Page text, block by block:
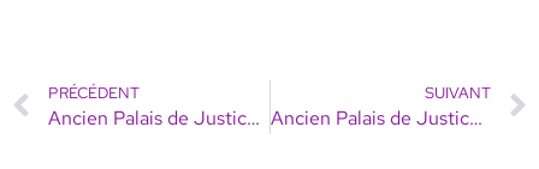
PRÉCÉDENT
Ancien Palais de Justice – Vieille Ville
SUIVANT
Ancien Palais de Justice – Vieille Ville